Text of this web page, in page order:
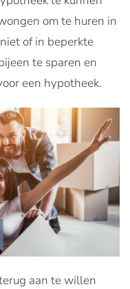
om te huren in
of in beperkte
te sparen en
een hypotheek.
aan te willen